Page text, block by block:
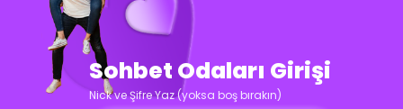
Sohbet Odaları Girişi
Nick ve Şifre Yaz (yoksa boş bırakın)